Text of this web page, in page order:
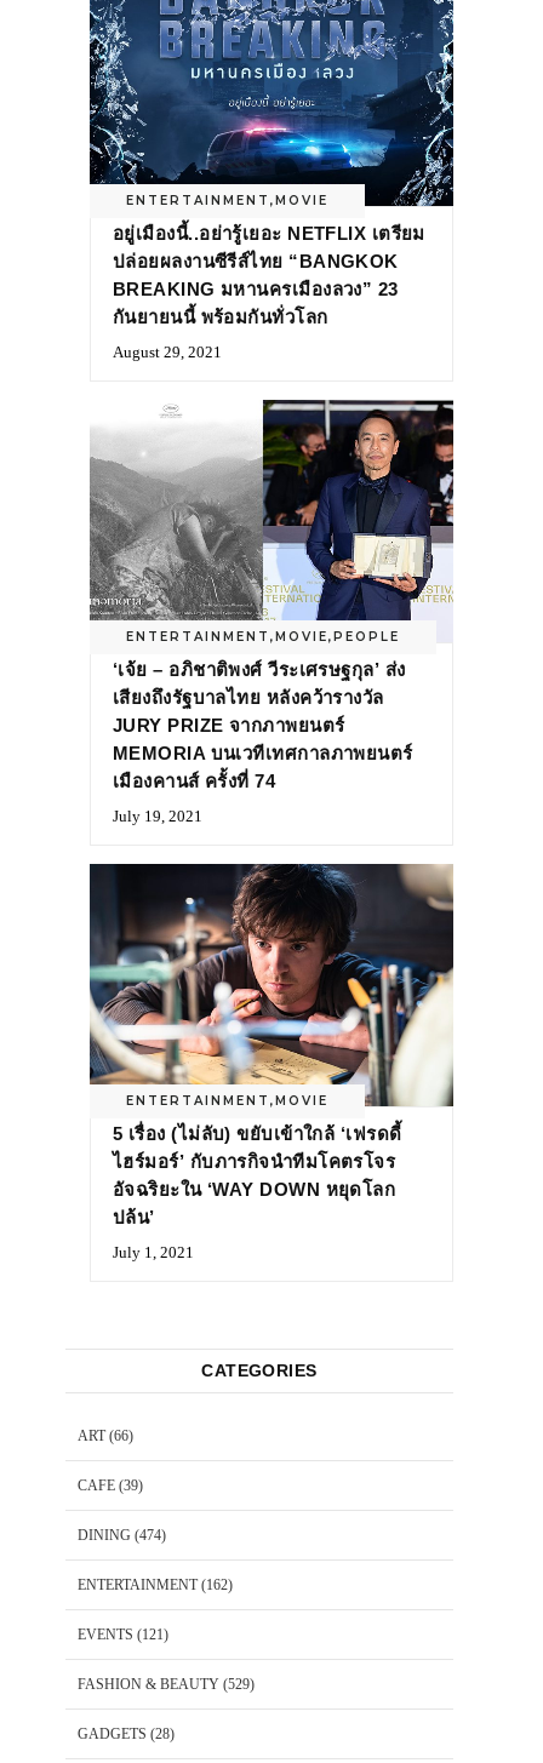
ENTERTAINMENT ,MOVIE
อยู่เมืองนี้..อย่ารู้เยอะ NETFLIX เตรียม
ปล่อยผลงานซีรีส์ไทย “BANGKOK
BREAKING มหานครเมืองลวง” 23
กันยายนนี้ พร้อมกันทั่วโลก
August 29, 2021
ENTERTAINMENT ,MOVIE,PEOPLE
‘เจ้ย – อภิชาติพงศ์ วีระเศรษฐกุล’ ส่ง
เสียงถึงรัฐบาลไทย หลังคว้ารางวัล
JURY PRIZE จากภาพยนตร์
MEMORIA บนเวทีเทศกาลภาพยนตร์
เมืองคานส์ ครั้งที่ 74
July 19, 2021
ENTERTAINMENT ,MOVIE
5 เรื่อง (ไม่ลับ) ขยับเข้าใกล้ ‘เฟรดดี้
ไฮร์มอร์’ กับภารกิจนำทีมโคตรโจร
อัจฉริยะใน ‘WAY DOWN หยุดโลก
ปล้น’
July 1, 2021
CATEGORIES
ART(66)
CAFE (39)
DINING (474)
ENTERTAINMENT(162)
EVENTS (121)
FASHION & BEAUTY (529)
GADGETS (28)